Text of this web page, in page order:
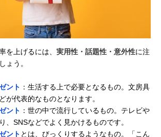
を上げるには、 実用性・話題性・意外性に注
ょう。
ント ：生活する上で必要となるもの。文房具
が代表的なものとなります。
ント ：世の中で流行しているもの。テレビや
、SNSなどでよく見かけるものです。
ント とは、びっくりするようなもの。「こん